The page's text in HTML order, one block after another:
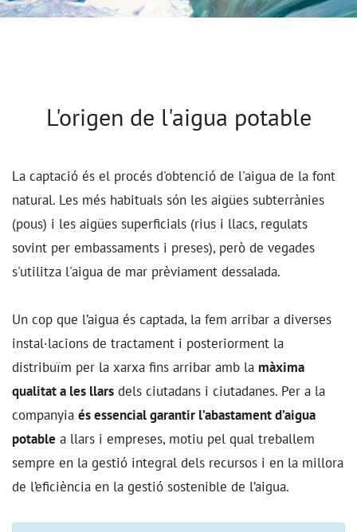
L'origen de l'aigua potable
La captació és el procés d'obtenció de l'aigua de la font
natural. Les més habituals són les aigües subterrànies
(pous) i les aigües superficials (rius i llacs, regulats
sovint per embassaments i preses), però de vegades
s'utilitza l'aigua de mar prèviament dessalada.
Un cop que l’aigua és captada, la fem arribar a diverses
instal·lacions de tractament i posteriorment la
distribuïm per la xarxa fins arribar amb la màxima
qualitat a les llars dels ciutadans i ciutadanes. Per a la
companyia és essencial garantir l’abastament d’aigua
potable a llars i empreses, motiu pel qual treballem
sempre en la gestió integral dels recursos i en la millora
de l’eficiència en la gestió sostenible de l’aigua.